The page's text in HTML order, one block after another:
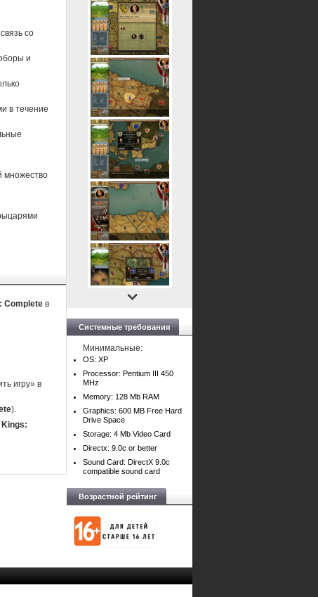
со
и
в течение
множество
Complete в
игру» в
).
Kings:
Системные требования
Минимальные:
OS: XP
Processor: Pentium III 450
MHz
Memory: 128 Mb RAM
Graphics: 600 MB Free Hard
Drive Space
Storage: 4 Mb Video Card
Directx: 9.0c or better
Sound Card: DirectX 9.0c
compatible sound card
Возрастной рейтинг